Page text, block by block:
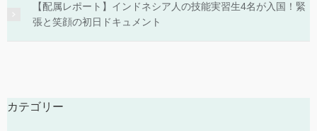
【配属レポート】インドネシア人の技能実習生4名が入国！緊
張と笑顔の初日ドキュメント
カテゴリー